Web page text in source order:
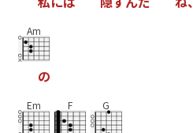
Am
の
Em F G